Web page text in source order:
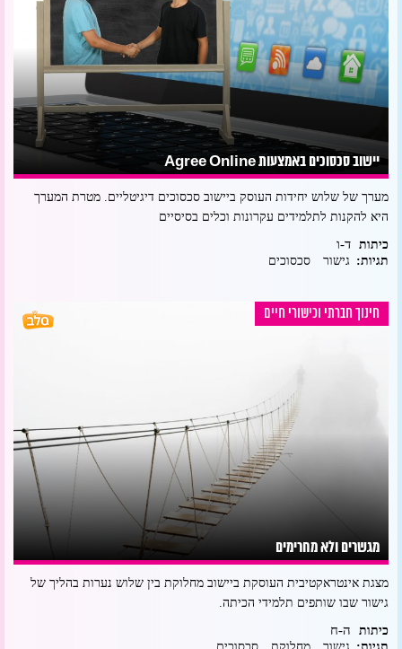
יישוב סכסוכים באמצעות Agree Online
מערך של שלוש יחידות העוסק ביישוב סכסוכים דיגיטליים. מטרת המערך
היא להקנות לתלמידים עקרונות וכלים בסיסיים
כיתות ד-ו
תגיות: גישור סכסוכים
חינוך חברתי וכישורי חיים
מגשרים ולא מחרימים
מצגת אינטראקטיבית העוסקת ביישוב מחלוקת בין שלוש נערות בהליך של
גישור שבו שותפים תלמידי הכיתה.
כיתות ה-ח